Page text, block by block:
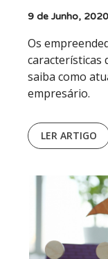
9 de Junho, 2020
Os
características
saiba como
empresário.
LER ARTIGO